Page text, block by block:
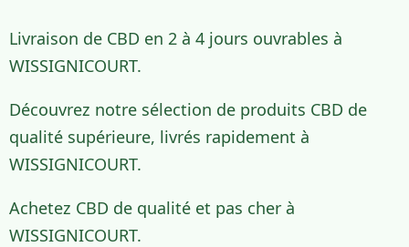
Livraison de CBD en 2 à 4 jours ouvrables à
WISSIGNICOURT.
Découvrez notre sélection de produits CBD de
qualité supérieure, livrés rapidement à
WISSIGNICOURT.
Achetez CBD de qualité et pas cher à
WISSIGNICOURT.